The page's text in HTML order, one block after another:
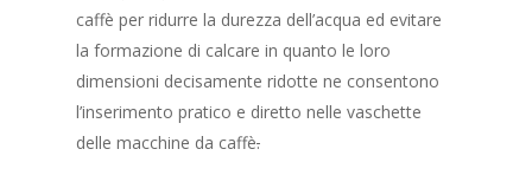
caffè per ridurre la durezza dell’acqua ed evitare
la formazione di calcare in quanto le loro
dimensioni decisamente ridotte ne consentono
l’inserimento pratico e diretto nelle vaschette
delle macchine da caffè.